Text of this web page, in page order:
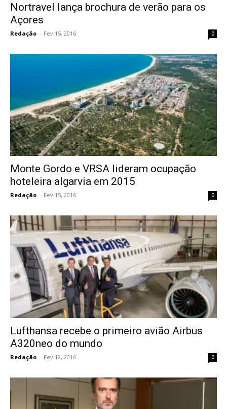
Nortravel lança brochura de verão para os
Açores
Redação - Fev 15, 2016 0
Monte Gordo e VRSA lideram ocupação
hoteleira algarvia em 2015
Redação - Fev 15, 2016 0
Lufthansa recebe o primeiro avião Airbus
A320neo do mundo
Redação - Fev 12, 2016 0